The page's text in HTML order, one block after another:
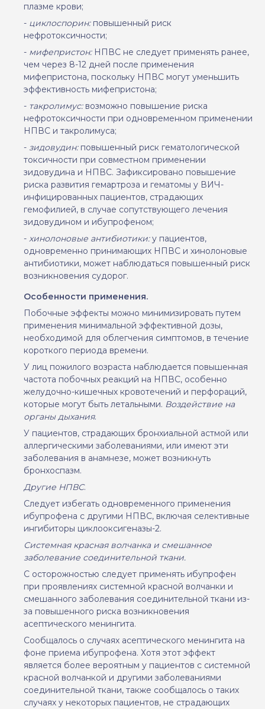
плазме крови;
- циклоспорин:повышенный риск
нефротоксичности;
- мифепристон:НПВС не следует применять ранее,
чем через 8-12 дней после применения
мифепристона, поскольку НПВС могут уменьшить
эффективность мифепристона;
- такролимус:возможно повышение риска
нефротоксичности при одновременном применении
НПВС и такролимуса;
- зидовудин:повышенный риск гематологической
токсичности при совместном применении
зидовудина и НПВС. Зафиксировано повышение
риска развития гемартроза и гематомы у ВИЧ-
инфицированных пациентов, страдающих
гемофилией, в случае сопутствующего лечения
зидовудином и ибупрофеном;
- хинолоновые антибиотики:у пациентов,
одновременно принимающих НПВС и хинолоновые
антибиотики, может наблюдаться повышенный риск
возникновения судорог.
Особенности применения.
Побочные эффекты можно минимизировать путем
применения минимальной эффективной дозы,
необходимой для облегчения симптомов, в течение
короткого периода времени.
У лиц пожилого возраста наблюдается повышенная
частота побочных реакций на НПВС, особенно
желудочно-кишечных кровотечений и перфораций,
которые могут быть летальными. Воздействие на
органы дыхания.
У пациентов, страдающих бронхиальной астмой или
аллергическими заболеваниями, или имеют эти
заболевания в анамнезе, может возникнуть
бронхоспазм.
Другие НПВС.
Следует избегать одновременного применения
ибупрофена с другими НПВС, включая селективные
ингибиторы циклооксигеназы-2.
Системная красная волчанка и смешанное
заболевание соединительной ткани.
С осторожностью следует применять ибупрофен
при проявлениях системной красной волчанки и
смешанного заболевания соединительной ткани из-
за повышенного риска возникновения
асептического менингита.
Сообщалось о случаях асептического менингита на
фоне приема ибупрофена. Хотя этот эффект
является более вероятным у пациентов с системной
красной волчанкой и другими заболеваниями
соединительной ткани, также сообщалось о таких
случаях у некоторых пациентов, не страдающих